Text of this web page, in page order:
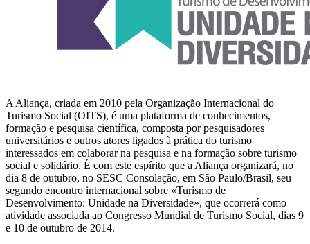
A Aliança, criada em 2010 pela Organização Internacional do
Turismo Social (OITS), é uma plataforma de conhecimentos,
formação e pesquisa científica, composta por pesquisadores
universitários e outros atores ligados à prática do turismo
interessados em colaborar na pesquisa e na formação sobre turismo
social e solidário. É com este espírito que a Aliança organizará, no
dia 8 de outubro, no SESC Consolação, em São Paulo/Brasil, seu
segundo encontro internacional sobre «Turismo de
Desenvolvimento: Unidade na Diversidade», que ocorrerá como
atividade associada ao Congresso Mundial de Turismo Social, dias 9
e 10 de outubro de 2014.